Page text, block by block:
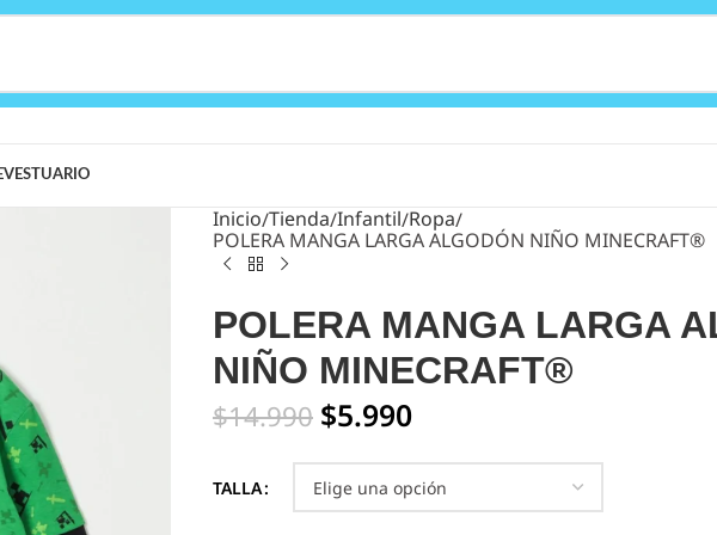
VESTUARIO
Inicio Tienda Infantil Ropa
POLERA MANGA LARGA ALGODÓN NIÑO MINECRAFT®
POLERA MANGA LARGA
NIÑO MINECRAFT®
$14.990 $5.990
TALLA